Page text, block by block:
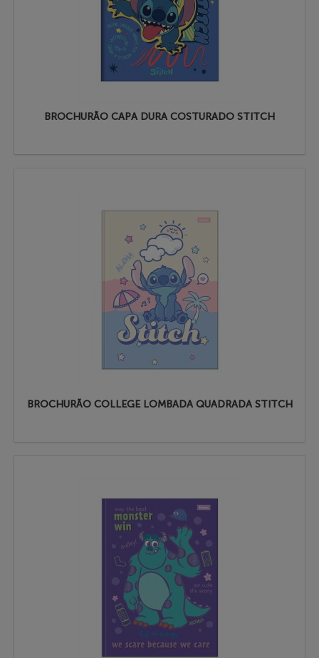
BROCHURÃO CAPA DURA COSTURADO STITCH
BROCHURÃO COLLEGE LOMBADA QUADRADA STITCH